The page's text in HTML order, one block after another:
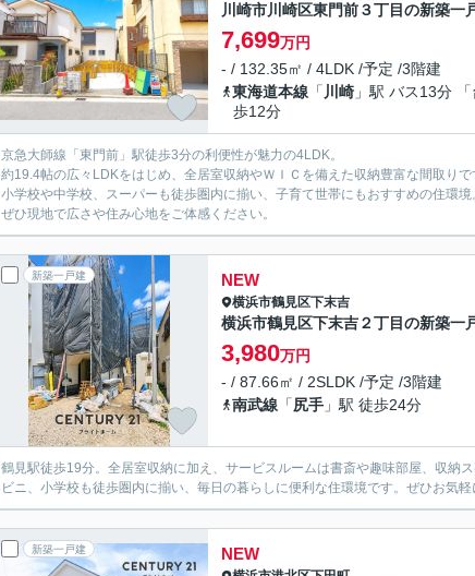
川崎市川崎区東門前３丁目の新築一
7,699万円
- / 132.35㎡ / 4LDK /予定 /3階建
東海道本線 「 川崎 」駅 バス13分
歩12分
京急大師線「東門前」駅徒歩3分の利便性が魅力の4LDK。
約19.4帖の広々LDKをはじめ、全居室収納やＷＩＣを備えた収納豊富な間取りで
小学校や中学校、スーパーも徒歩圏内に揃い、子育て世帯にもおすすめの住環境
ぜひ現地で広さや住み心地をご体感ください。
新築一戸建 NEW
横浜市鶴見区下末吉
横浜市鶴見区下末吉２丁目の新築一
3,980万円
- / 87.66㎡ / 2SLDK /予定 /3階建
南武線 「尻手 」駅 徒歩24分
鶴見駅徒歩19分。全居室収納に加え、サービスルームは書斎や趣味部屋、収納
ビニ、小学校も徒歩圏内に揃い、毎日の暮らしに便利な住環境です。ぜひお気軽
新築一戸建 NEW